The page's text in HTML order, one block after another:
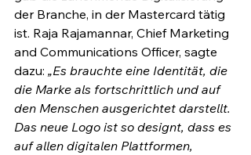
der Branche, in der Mastercard tätig
ist. Raja Rajamannar, Chief Marketing
and Communications Officer, sagte
dazu: „Es brauchte eine Identität, die
die Marke als fortschrittlich und auf
den Menschen ausgerichtet darstellt.
Das neue Logo ist so designt, dass es
auf allen digitalen Plattformen,